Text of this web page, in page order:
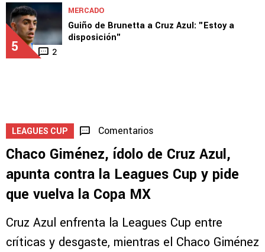
5 2
MERCADO
Guiño de Brunetta a Cruz Azul: "Estoy a
disposición"
LEAGUES CUP Comentarios
Chaco Giménez, ídolo de Cruz Azul,
apunta contra la Leagues Cup y pide
que vuelva la Copa MX
Cruz Azul enfrenta la Leagues Cup entre
críticas y desgaste, mientras el Chaco Giménez